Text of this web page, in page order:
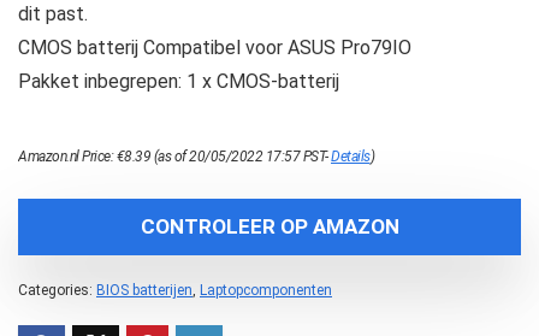
dit past.
CMOS batterij Compatibel voor ASUS Pro79IO
Pakket inbegrepen: 1 x CMOS-batterij
Amazon.nl Price:€8.39 (as of 20/05/2022 17:57 PST-Details)
CONTROLEER OP AMAZON
Categories: BIOS batterijen Laptopcomponenten